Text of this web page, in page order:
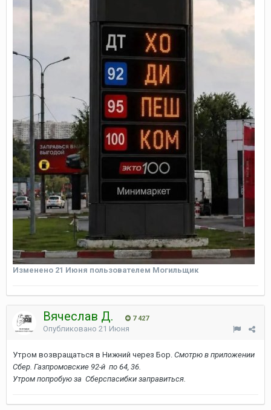
Изменено 21 Июня пользователем Могильщик
Вячеслав Д. 7 427
Опубликовано 21 Июня
Утром возвращаться в Нижний через Бор. Смотрю в приложении
Сбер. Газпромовские 92-й по 64, 36.
Утром попробую за Сберспасибки заправиться.